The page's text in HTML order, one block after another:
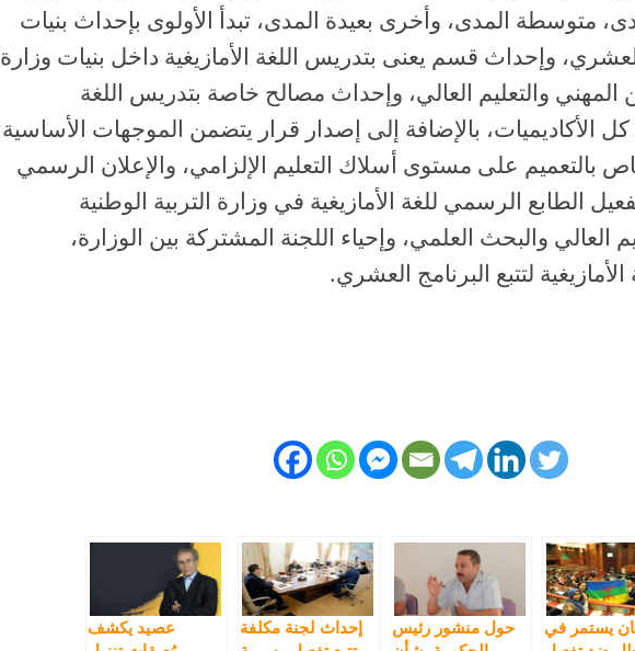
متوسطة المدى، وأخرى بعيدة المدى، تبدأ الأولوى بإحداث بنيات
وإحداث قسم يعنى بتدريس اللغة الأمازيغية داخل بنيات وزارة
المهني والتعليم العالي، وإحداث مصالح خاصة بتدريس اللغة
الأكاديميات، بالإضافة إلى إصدار قرار يتضمن الموجهات الأساسية
بالتعميم على مستوى أسلاك التعليم الإلزامي، والإعلان الرسمي
الطابع الرسمي للغة الأمازيغية في وزارة التربية الوطنية
العالي والبحث العلمي، وإحياء اللجنة المشتركة بين الوزارة،
لتتبع البرنامج العشري.
يستمر في
حول منشور رئيس
إحداث لجنة مكلفة
عصيد يكشف